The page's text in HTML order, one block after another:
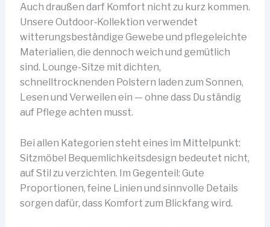
Auch draußen darf Komfort nicht zu kurz kommen.
Unsere Outdoor‑Kollektion verwendet
witterungsbeständige Gewebe und pflegeleichte
Materialien, die dennoch weich und gemütlich
sind. Lounge-Sitze mit dichten,
schnelltrocknenden Polstern laden zum Sonnen,
Lesen und Verweilen ein — ohne dass Du ständig
auf Pflege achten musst.
Bei allen Kategorien steht eines im Mittelpunkt:
Sitzmöbel Bequemlichkeitsdesign bedeutet nicht,
auf Stil zu verzichten. Im Gegenteil: Gute
Proportionen, feine Linien und sinnvolle Details
sorgen dafür, dass Komfort zum Blickfang wird.